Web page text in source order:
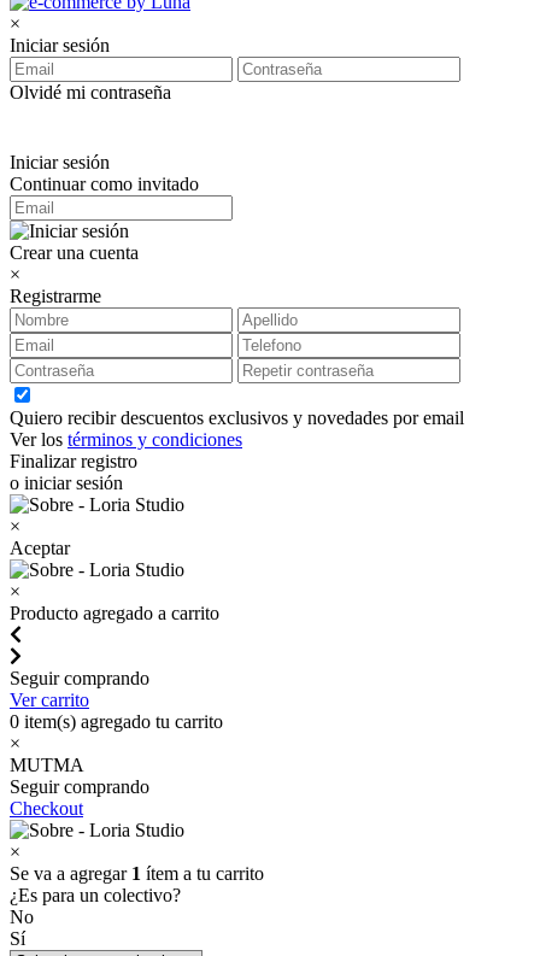
×
Iniciar sesión
Olvidé mi contraseña
Iniciar sesión
Continuar como invitado
Crear una cuenta
×
Registrarme
Quiero recibir descuentos exclusivos y novedades por email
Ver los términos y condiciones
Finalizar registro
o iniciar sesión
×
Aceptar
×
Producto agregado a carrito
Seguir comprando
Ver carrito
0 item(s) agregado tu carrito
×
MUTMA
Seguir comprando
Checkout
×
Se va a agregar 1 ítem a tu carrito
¿Es para un colectivo?
No
Sí